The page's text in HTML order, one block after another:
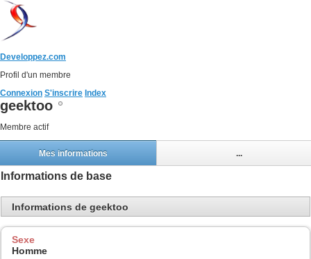
Developpez.com
Profil d'un membre
Connexion S'inscrire Index
geektoo
Membre actif
Mes informations ...
Informations de base
Informations de geektoo
Sexe
Homme